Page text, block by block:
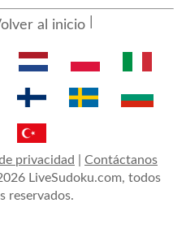
al inicio
privacidad
Contáctanos
LiveSudoku.com, todos
reservados.